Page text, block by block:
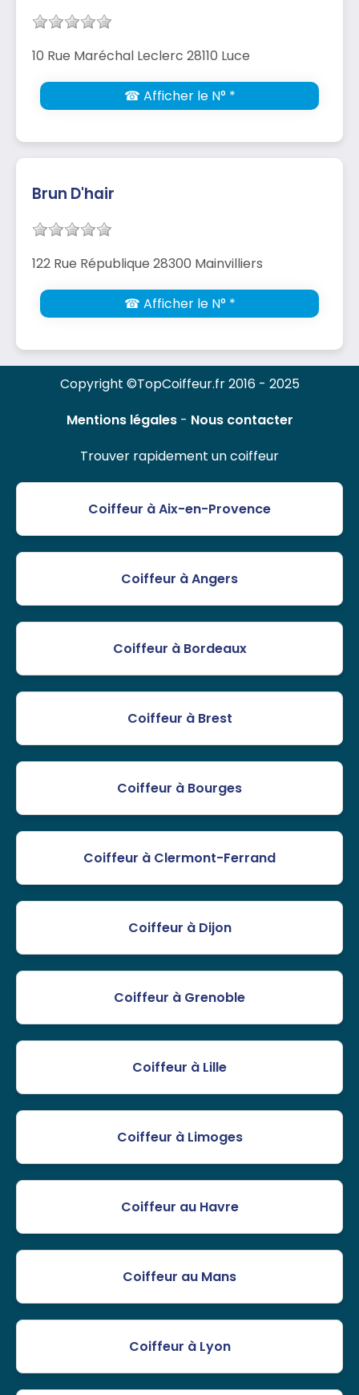
10 Rue Maréchal Leclerc 28110 Luce
☎ Afficher le N° *
Brun D'hair
122 Rue République 28300 Mainvilliers
☎ Afficher le N° *
Copyright ©TopCoiffeur.fr 2016 - 2025
Mentions légales- Nous contacter
Trouver rapidement un coiffeur
Coiffeur à Aix-en-Provence
Coiffeur à Angers
Coiffeur à Bordeaux
Coiffeur à Brest
Coiffeur à Bourges
Coiffeur à Clermont-Ferrand
Coiffeur à Dijon
Coiffeur à Grenoble
Coiffeur à Lille
Coiffeur à Limoges
Coiffeur au Havre
Coiffeur au Mans
Coiffeur à Lyon